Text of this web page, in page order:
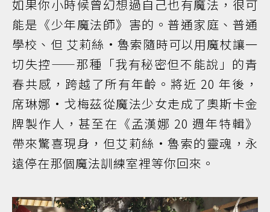
如果你小時候曾幻想過自己也有魔法，很可
能是《少年魔法師》害的。普通家庭、普通
學校、但 艾莉絲·魯索隨時可以用魔杖讓一
切失控——那種「我有秘密但不能說」的青
春共感，跨越了所有年齡。將近 20 年後，
席琳娜·戈梅茲從魔法少女走成了奧斯卡金
牌製作人，甚至在《孟漢娜 20 週年特輯》
帶來驚喜現身，但艾莉絲·魯索的靈魂，永
遠停在那個魔法訓練室裡等你回來。